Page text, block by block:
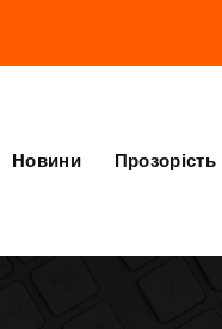
Новини Прозорість